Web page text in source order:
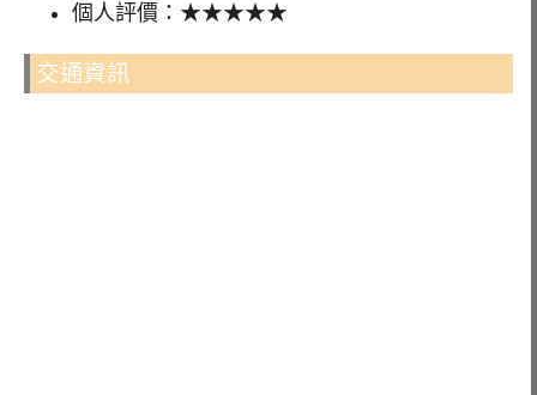
個人評價：★★★★★
交通資訊